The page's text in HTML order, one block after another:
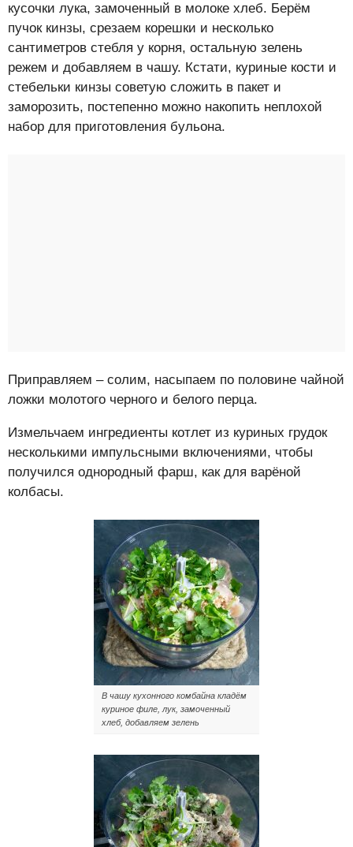
кусочки лука, замоченный в молоке хлеб. Берём
пучок кинзы, срезаем корешки и несколько
сантиметров стебля у корня, остальную зелень
режем и добавляем в чашу. Кстати, куриные кости и
стебельки кинзы советую сложить в пакет и
заморозить, постепенно можно накопить неплохой
набор для приготовления бульона.
Приправляем – солим, насыпаем по половине чайной
ложки молотого черного и белого перца.
Измельчаем ингредиенты котлет из куриных грудок
несколькими импульсными включениями, чтобы
получился однородный фарш, как для варёной
колбасы.
В чашу кухонного комбайна кладём
куриное филе, лук, замоченный
хлеб, добавляем зелень